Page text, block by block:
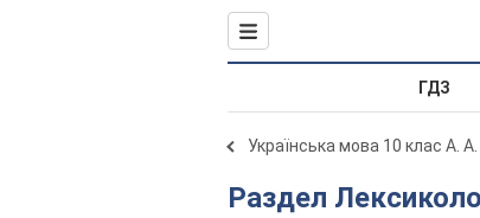
ГДЗ
Українська мова 10 клас А.
Раздел Лексикологія української мови. 32.